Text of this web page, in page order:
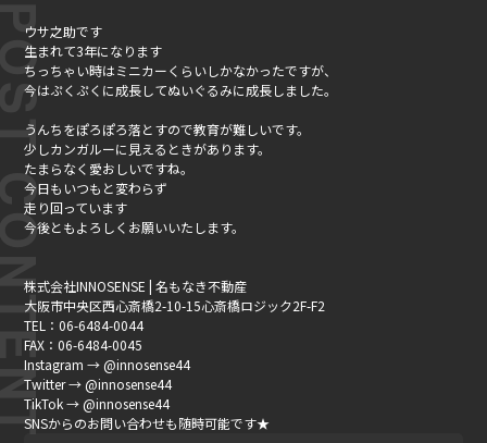
ウサ之助です
生まれて3年になります
ちっちゃい時はミニカーくらいしかなかったですが、
今はぷくぷくに成長してぬいぐるみに成長しました。
うんちをぽろぽろ落とすので教育が難しいです。
少しカンガルーに見えるときがあります。
たまらなく愛おしいですね。
今日もいつもと変わらず
走り回っています
今後ともよろしくお願いいたします。
株式会社INNOSENSE | 名もなき不動産
大阪市中央区西心斎橋2-10-15心斎橋ロジック2F-F2
TEL：06-6484-0044
FAX：06-6484-0045
Instagram → @innosense44
Twitter → @innosense44
TikTok → @innosense44
SNSからのお問い合わせも随時可能です★